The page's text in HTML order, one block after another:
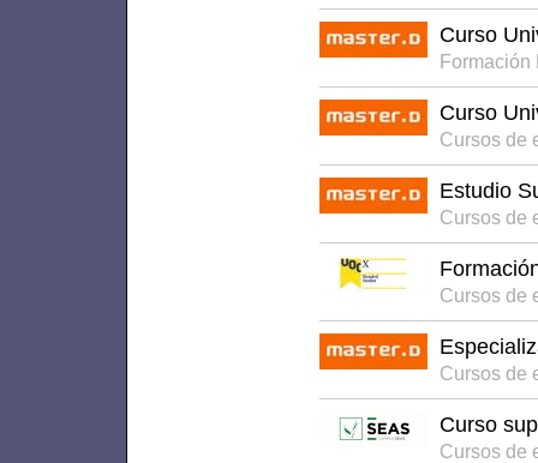
Curso
Curso
Cursos de
Estudio
Cursos de
Cursos de
Cursos de
Curso
Cursos de